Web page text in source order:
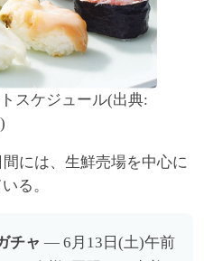
スケジュール(出典:
には、生鮮売場を中心に
る。
チャ — 6月13日(土)午前